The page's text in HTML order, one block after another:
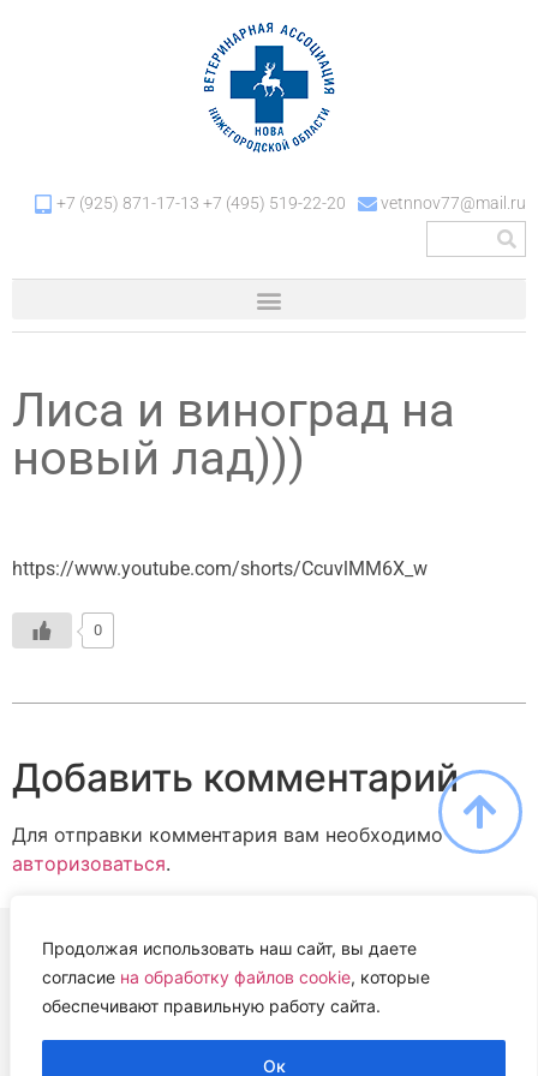
Продолжая использовать наш сайт, вы даете
согласие на обработку файлов cookie, которые
обеспечивают правильную работу сайта.
Ок
+7 (925) 871-17-13 +7 (495) 519-22-20 vetnnov77@mail.ru
Лиса и виноград на
новый лад)))
https://www.youtube.com/shorts/CcuvlMM6X_w
0
Добавить комментарий
Для отправки комментария вам необходимо
авторизоваться.
ВЕТЕРИНАРНАЯ АССОЦИАЦИЯ
НИЖЕГОРОДСКОЙ ОБЛАСТИ (НОВА)
2022 г.